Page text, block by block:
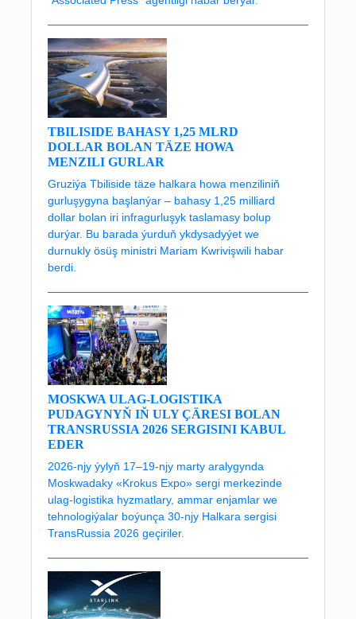
TBILISIDE BAHASY 1,25 MLRD
DOLLAR BOLAN TÄZE HOWA
MENZILI GURLAR
Gruziýa Tbiliside täze halkara howa menziliniň
gurluşygyna başlanýar – bahasy 1,25 milliard
dollar bolan iri infragurluşyk taslamasy bolup
durýar. Bu barada ýurduň ykdysadyýet we
durnukly ösüş ministri Mariam Kwrivişwili habar
berdi.
MOSKWA ULAG-LOGISTIKA
PUDAGYNYŇ IŇ ULY ÇÄRESI BOLAN
TRANSRUSSIA 2026 SERGISINI KABUL
EDER
2026-njy ýylyň 17–19-njy marty aralygynda
Moskwadaky «Krokus Expo» sergi merkezinde
ulag-logistika hyzmatlary, ammar enjamlar we
tehnologiýalar boýunça 30-njy Halkara sergisi
TransRussia 2026 geçiriler.